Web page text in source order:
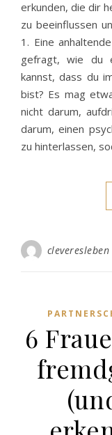
erkunden, die dir
zu beeinflussen
1. Eine
gefragt, wie du
kannst, dass du
bist? Es mag
nicht darum,
darum, einen
zu hinterlassen,
cleveresleben
6